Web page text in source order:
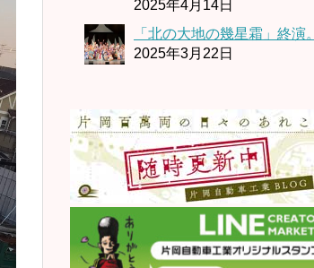
2025年4月14日
「北の大地の幾星霜」終演。
2025年3月22日